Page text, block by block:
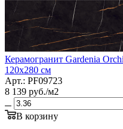
Керамогранит Gardenia
120x280 см
Арт.: PF09723
8 139 руб./м2
В корзину